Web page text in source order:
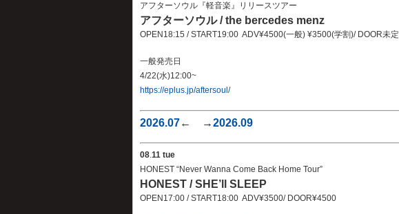
アフターソウル『軽音楽』リリースツアー
アフターソウル / the bercedes menz
OPEN18:15 / START19:00 ADV¥4500(一般) ¥3500(学割)/ DOOR未定
一般発売日
4/22(水)12:00~
https://eplus.jp/aftersoul/
2026.07← →2026.09
08.11 tue
HONEST “Never Wanna Come Back Home Tour”
HONEST / SHE’ll SLEEP
OPEN17:00 / START18:00 ADV¥3500/ DOOR¥4500